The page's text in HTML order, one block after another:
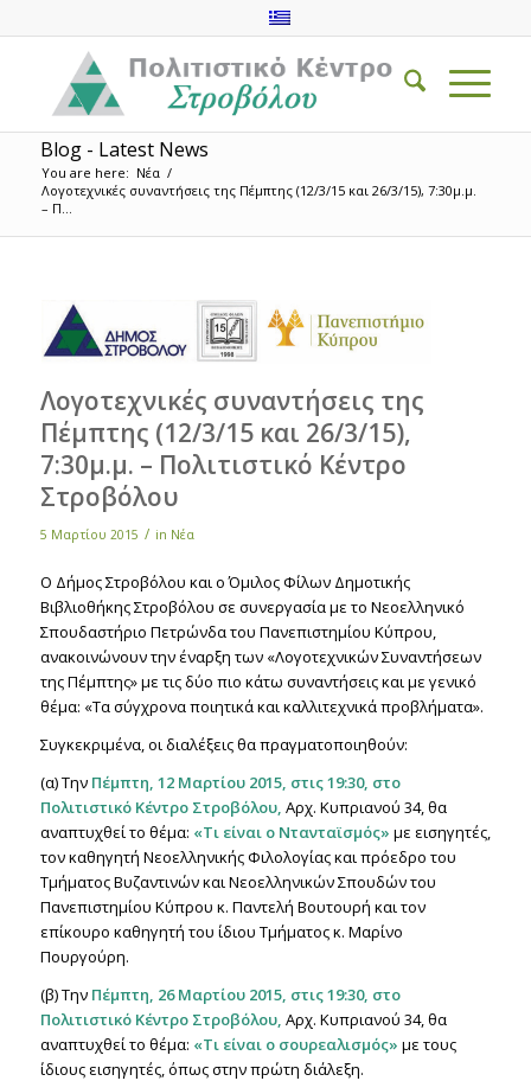
Blog - Latest News
You are here: Νέα /
Λογοτεχνικές συναντήσεις της Πέμπτης (12/3/15 και 26/3/15), 7:30μ.μ.
– Π...
Λογοτεχνικές συναντήσεις της
Πέμπτης (12/3/15 και 26/3/15),
7:30μ.μ. – Πολιτιστικό Κέντρο
Στροβόλου
5 Μαρτίου 2015 / in Νέα
Ο Δήμος Στροβόλου και ο Όμιλος Φίλων Δημοτικής
Βιβλιοθήκης Στροβόλου σε συνεργασία με το Νεοελληνικό
Σπουδαστήριο Πετρώνδα του Πανεπιστημίου Κύπρου,
ανακοινώνουν την έναρξη των «Λογοτεχνικών Συναντήσεων
της Πέμπτης» με τις δύο πιο κάτω συναντήσεις και με γενικό
θέμα: «Τα σύγχρονα ποιητικά και καλλιτεχνικά προβλήματα».
Συγκεκριμένα, οι διαλέξεις θα πραγματοποιηθούν:
(α) Την Πέμπτη, 12 Μαρτίου 2015, στις 19:30, στο
Πολιτιστικό Κέντρο Στροβόλου, Αρχ. Κυπριανού 34, θα
αναπτυχθεί το θέμα: «Τι είναι ο Ντανταϊσμός» με εισηγητές,
τον καθηγητή Νεοελληνικής Φιλολογίας και πρόεδρο του
Τμήματος Βυζαντινών και Νεοελληνικών Σπουδών του
Πανεπιστημίου Κύπρου κ. Παντελή Βουτουρή και τον
επίκουρο καθηγητή του ίδιου Τμήματος κ. Μαρίνο
Πουργούρη.
(β) Την Πέμπτη, 26 Μαρτίου 2015, στις 19:30, στο
Πολιτιστικό Κέντρο Στροβόλου, Αρχ. Κυπριανού 34, θα
αναπτυχθεί το θέμα: «Τι είναι ο σουρεαλισμός» με τους
ίδιους εισηγητές, όπως στην πρώτη διάλεξη.